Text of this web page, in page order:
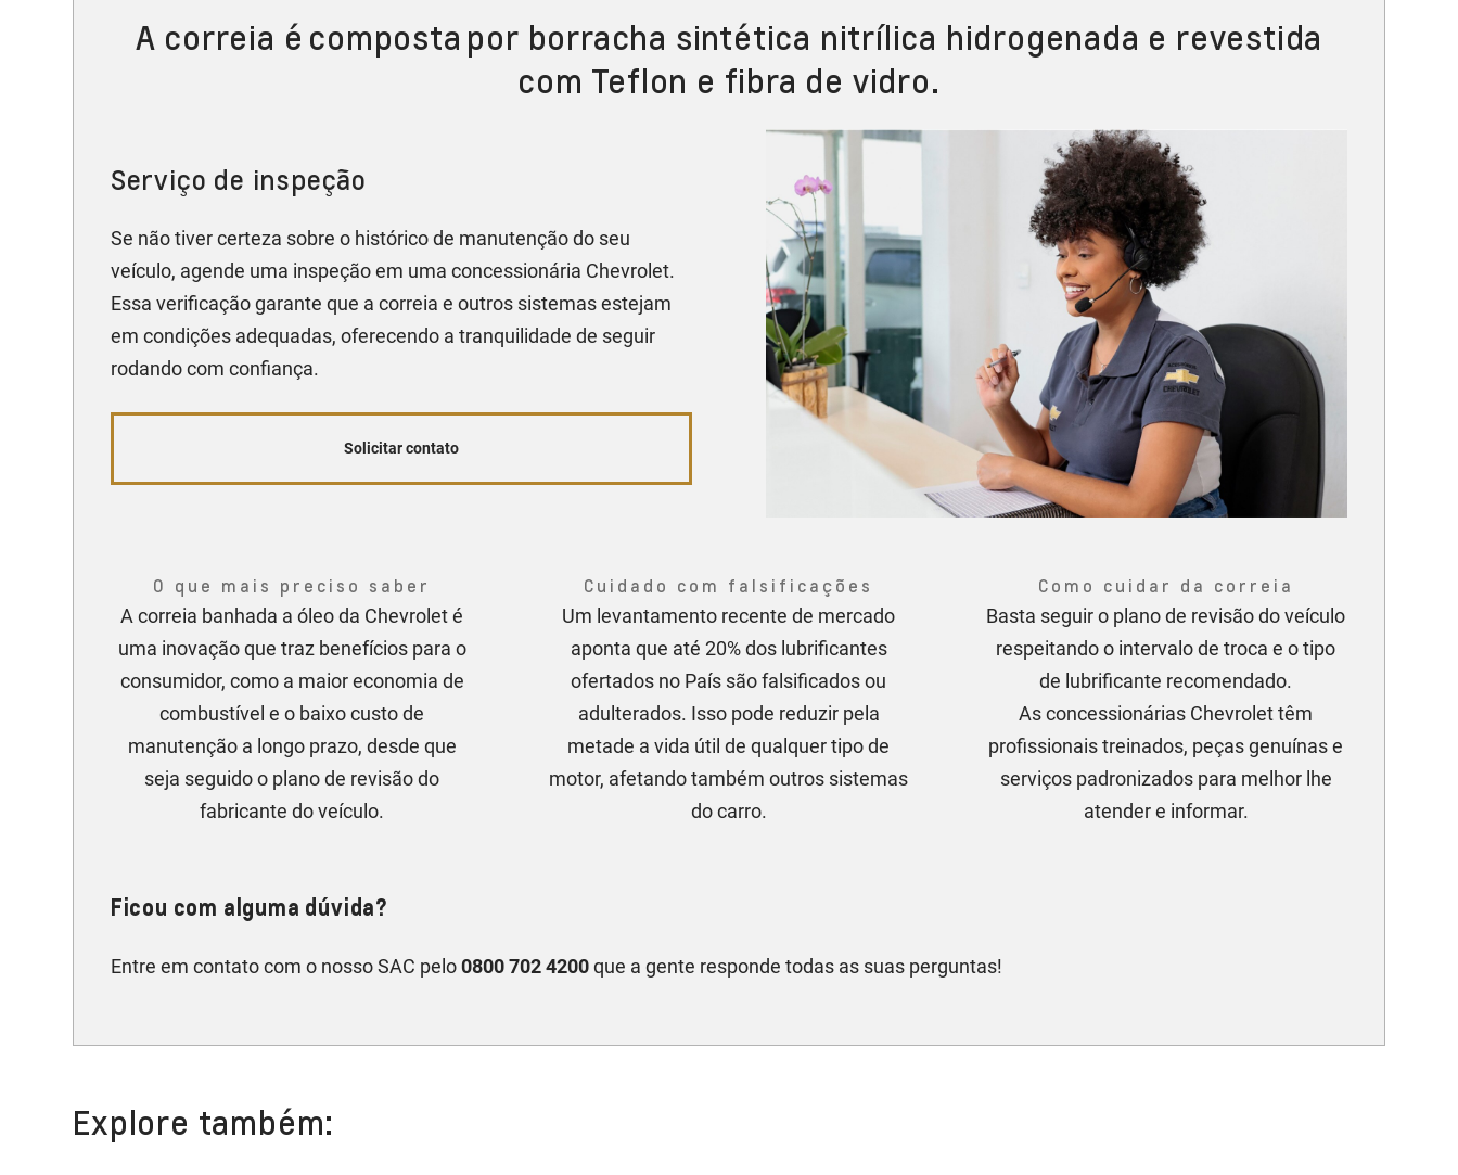
A correia é composta por borracha sintética nitrílica hidrogenada e revestida
com Teflon e fibra de vidro.
Serviço de inspeção
Se não tiver certeza sobre o histórico de manutenção do seu
veículo, agende uma inspeção em uma concessionária Chevrolet.
Essa verificação garante que a correia e outros sistemas estejam
em condições adequadas, oferecendo a tranquilidade de seguir
rodando com confiança.
Solicitar contato
O que mais preciso saber
A correia banhada a óleo da Chevrolet é
uma inovação que traz benefícios para o
consumidor, como a maior economia de
combustível e o baixo custo de
manutenção a longo prazo, desde que
seja seguido o plano de revisão do
fabricante do veículo.
Cuidado com falsificações
Um levantamento recente de mercado
aponta que até 20% dos lubrificantes
ofertados no País são falsificados ou
adulterados. Isso pode reduzir pela
metade a vida útil de qualquer tipo de
motor, afetando também outros sistemas
do carro.
Como cuidar da correia
Basta seguir o plano de revisão do veículo
respeitando o intervalo de troca e o tipo
de lubrificante recomendado.
As concessionárias Chevrolet têm
profissionais treinados, peças genuínas e
serviços padronizados para melhor lhe
atender e informar.
Ficou com alguma dúvida?
Entre em contato com o nosso SAC pelo0800 702 4200que a gente responde todas as suas perguntas!
Explore também: